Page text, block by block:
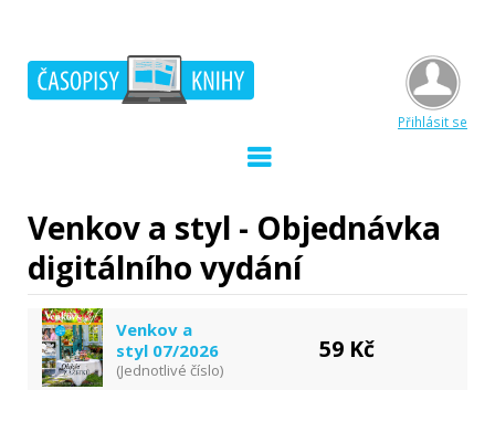
Přihlásit se
Venkov a styl - Objednávka
digitálního vydání
Venkov a
styl 07/2026
(Jednotlivé číslo)
59 Kč